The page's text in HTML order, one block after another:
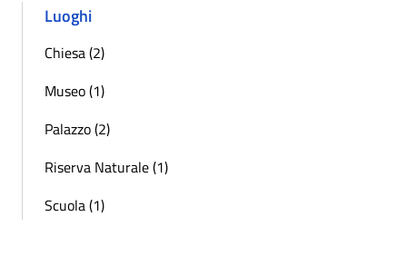
Luoghi
Chiesa (2)
Museo (1)
Palazzo (2)
Riserva Naturale (1)
Scuola (1)